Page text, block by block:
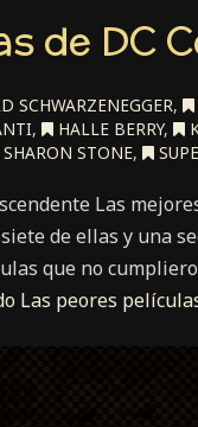
de DC
SCHWARZENEGGER,
, HALLE BERRY,
SHARON STONE,
Las
de ellas y una
que no
Las peores